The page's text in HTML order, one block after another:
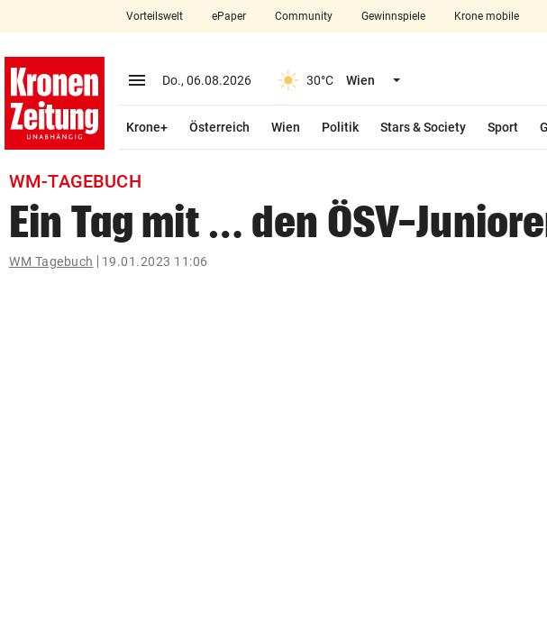
closeSchließen
account_circle Anmelden
arrow_right
pin_drop
bookmark
Vorteilswelt ePaper Community Gewinnspiele Krone mobile
menu Menü aufklappen
Do., 06.08.2026 30°C Wien Menü aufklappen
Krone+ Österreich Wien Politik Stars & Society Sport
WM-TAGEBUCH
Ein Tag mit … den ÖSV-
WM Tagebuch 19.01.2023 11:06